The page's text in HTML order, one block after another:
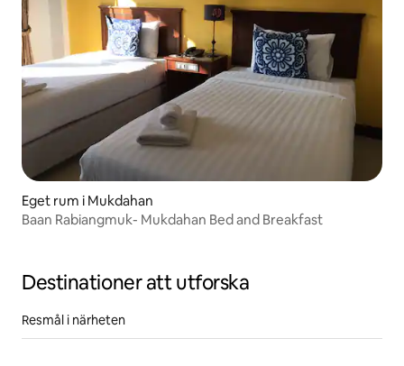
Eget rum i Mukdahan
Baan Rabiangmuk- Mukdahan Bed and Breakfast
Destinationer att utforska
Resmål i närheten